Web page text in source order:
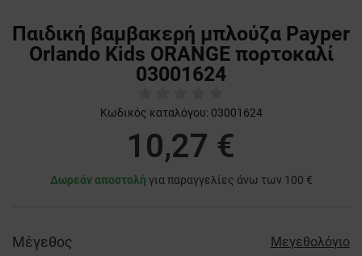
Παιδική βαμβακερή μπλούζα Payper
Orlando Kids ORANGE πορτοκαλί
03001624
Κωδικός καταλόγου: 03001624
10,27 €
Δωρεάν αποστολή για παραγγελίες άνω των 100 €
Μέγεθος Μεγεθολόγιο